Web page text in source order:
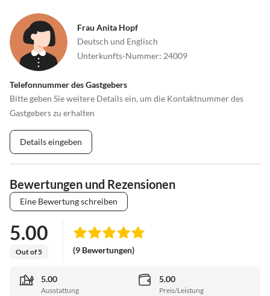
Frau Anita Hopf
Deutsch und Englisch
Unterkunfts-Nummer: 24009
Telefonnummer des Gastgebers
Bitte geben Sie weitere Details ein, um die Kontaktnummer des
Gastgebers zu erhalten
Details eingeben
Bewertungen und Rezensionen
Eine Bewertung schreiben
5.00
Out of 5 (9 Bewertungen)
5.00
Ausstattung
5.00
Preis/Leistung